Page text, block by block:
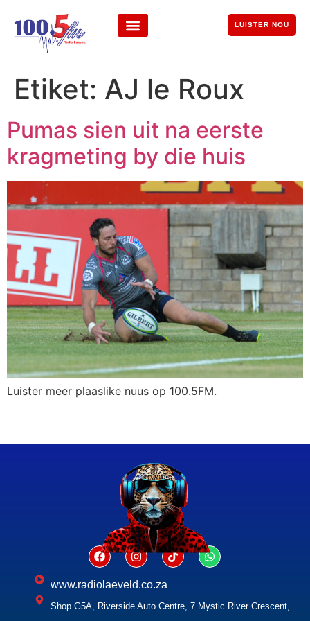
LUISTER NOU
Etiket: AJ le Roux
Pumas sien uit na eerste
kragmeting by die huis
Luister meer plaaslike nuus op 100.5FM.
www.radiolaeveld.co.za
Shop G5A, Riverside Auto Centre, 7 Mystic River Crescent,